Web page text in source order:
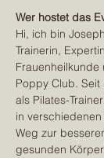
Wer hostet das
Hi, ich bin
Trainerin,
Frauenheilkunde
Poppy Club.
als Pilates-
in
Weg zur
gesunden